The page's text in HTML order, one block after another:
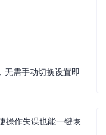
无需手动切换设置即
操作失误也能一键恢